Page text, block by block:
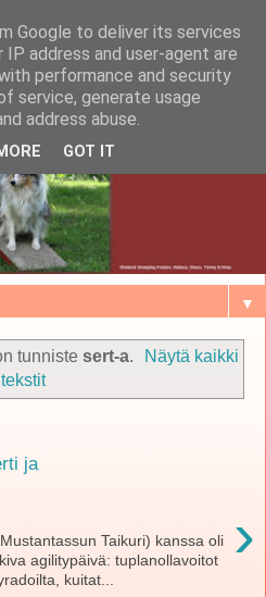
▼
tunniste sert-a.
Näytä kaikki
tekstit
ja
›
Taikuri) kanssa oli
agilitypäivä: tuplanollavoitot
kuitat...
Google to deliver its services
address and user-agent are
performance and security
service, generate usage
address abuse.
GOT IT